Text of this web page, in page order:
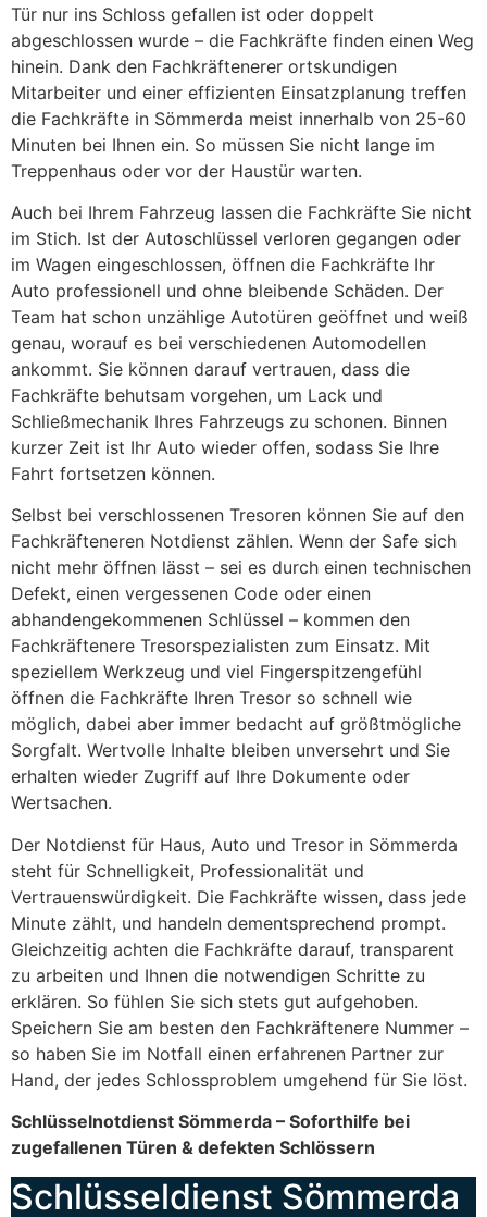
Tür nur ins Schloss gefallen ist oder doppelt
abgeschlossen wurde – die Fachkräfte finden einen Weg
hinein. Dank den Fachkräftenerer ortskundigen
Mitarbeiter und einer effizienten Einsatzplanung treffen
die Fachkräfte in Sömmerda meist innerhalb von 25-60
Minuten bei Ihnen ein. So müssen Sie nicht lange im
Treppenhaus oder vor der Haustür warten.
Auch bei Ihrem Fahrzeug lassen die Fachkräfte Sie nicht
im Stich. Ist der Autoschlüssel verloren gegangen oder
im Wagen eingeschlossen, öffnen die Fachkräfte Ihr
Auto professionell und ohne bleibende Schäden. Der
Team hat schon unzählige Autotüren geöffnet und weiß
genau, worauf es bei verschiedenen Automodellen
ankommt. Sie können darauf vertrauen, dass die
Fachkräfte behutsam vorgehen, um Lack und
Schließmechanik Ihres Fahrzeugs zu schonen. Binnen
kurzer Zeit ist Ihr Auto wieder offen, sodass Sie Ihre
Fahrt fortsetzen können.
Selbst bei verschlossenen Tresoren können Sie auf den
Fachkräfteneren Notdienst zählen. Wenn der Safe sich
nicht mehr öffnen lässt – sei es durch einen technischen
Defekt, einen vergessenen Code oder einen
abhandengekommenen Schlüssel – kommen den
Fachkräftenere Tresorspezialisten zum Einsatz. Mit
speziellem Werkzeug und viel Fingerspitzengefühl
öffnen die Fachkräfte Ihren Tresor so schnell wie
möglich, dabei aber immer bedacht auf größtmögliche
Sorgfalt. Wertvolle Inhalte bleiben unversehrt und Sie
erhalten wieder Zugriff auf Ihre Dokumente oder
Wertsachen.
Der Notdienst für Haus, Auto und Tresor in Sömmerda
steht für Schnelligkeit, Professionalität und
Vertrauenswürdigkeit. Die Fachkräfte wissen, dass jede
Minute zählt, und handeln dementsprechend prompt.
Gleichzeitig achten die Fachkräfte darauf, transparent
zu arbeiten und Ihnen die notwendigen Schritte zu
erklären. So fühlen Sie sich stets gut aufgehoben.
Speichern Sie am besten den Fachkräftenere Nummer –
so haben Sie im Notfall einen erfahrenen Partner zur
Hand, der jedes Schlossproblem umgehend für Sie löst.
Schlüsselnotdienst Sömmerda – Soforthilfe bei
zugefallenen Türen & defekten Schlössern
Schlüsseldienst Sömmerda